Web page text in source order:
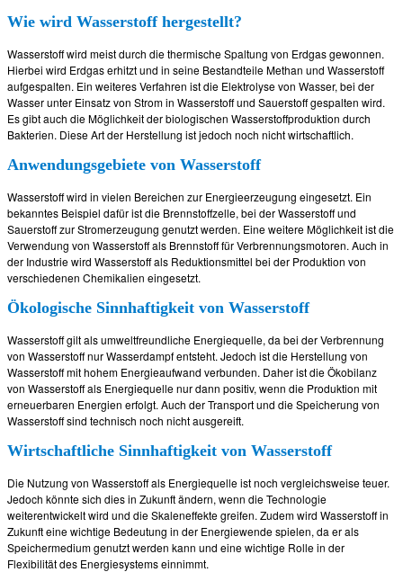
Wie wird Wasserstoff hergestellt?
Wasserstoff wird meist durch die thermische Spaltung von Erdgas gewonnen.
Hierbei wird Erdgas erhitzt und in seine Bestandteile Methan und Wasserstoff
aufgespalten. Ein weiteres Verfahren ist die Elektrolyse von Wasser, bei der
Wasser unter Einsatz von Strom in Wasserstoff und Sauerstoff gespalten wird.
Es gibt auch die Möglichkeit der biologischen Wasserstoffproduktion durch
Bakterien. Diese Art der Herstellung ist jedoch noch nicht wirtschaftlich.
Anwendungsgebiete von Wasserstoff
Wasserstoff wird in vielen Bereichen zur Energieerzeugung eingesetzt. Ein
bekanntes Beispiel dafür ist die Brennstoffzelle, bei der Wasserstoff und
Sauerstoff zur Stromerzeugung genutzt werden. Eine weitere Möglichkeit ist die
Verwendung von Wasserstoff als Brennstoff für Verbrennungsmotoren. Auch in
der Industrie wird Wasserstoff als Reduktionsmittel bei der Produktion von
verschiedenen Chemikalien eingesetzt.
Ökologische Sinnhaftigkeit von Wasserstoff
Wasserstoff gilt als umweltfreundliche Energiequelle, da bei der Verbrennung
von Wasserstoff nur Wasserdampf entsteht. Jedoch ist die Herstellung von
Wasserstoff mit hohem Energieaufwand verbunden. Daher ist die Ökobilanz
von Wasserstoff als Energiequelle nur dann positiv, wenn die Produktion mit
erneuerbaren Energien erfolgt. Auch der Transport und die Speicherung von
Wasserstoff sind technisch noch nicht ausgereift.
Wirtschaftliche Sinnhaftigkeit von Wasserstoff
Die Nutzung von Wasserstoff als Energiequelle ist noch vergleichsweise teuer.
Jedoch könnte sich dies in Zukunft ändern, wenn die Technologie
weiterentwickelt wird und die Skaleneffekte greifen. Zudem wird Wasserstoff in
Zukunft eine wichtige Bedeutung in der Energiewende spielen, da er als
Speichermedium genutzt werden kann und eine wichtige Rolle in der
Flexibilität des Energiesystems einnimmt.